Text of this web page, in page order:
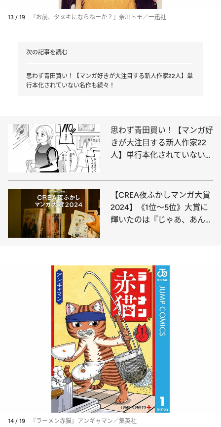
13 / 19 『お前、タヌキにならねーか？』奈川トモ／一迅社
次の記事を読む
思わず青田買い！【マンガ好きが大注目する新人作家22人】単
行本化されていない名作も続々！
思わず青田買い！【マンガ好
きが大注目する新人作家22
人】単行本化されていない名
【CREA夜ふかしマンガ大賞
2024】《1位～5位》大賞に
輝いたのは『じゃあ、あんた
14 / 19 『ラーメン赤猫』アンギャマン／集英社